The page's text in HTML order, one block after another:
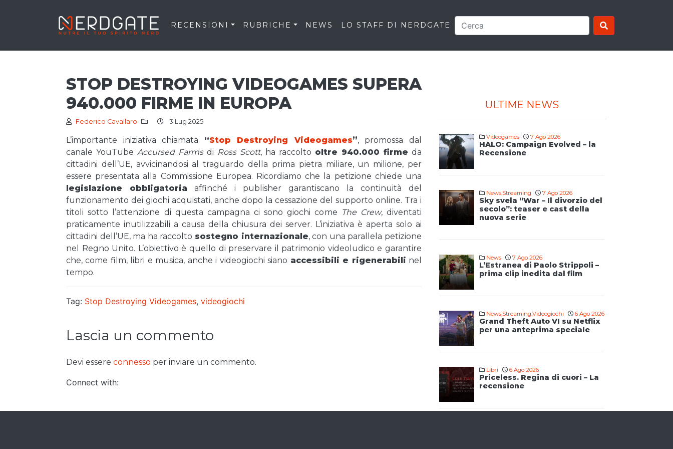
RECENSIONI RUBRICHE NEWS LO STAFF DI NERDGATE
STOP DESTROYING VIDEOGAMES SUPERA
940.000 FIRME IN EUROPA
Federico Cavallaro 3 Lug 2025
L’importante iniziativa chiamata “Stop Destroying Videogames”, promossa dal
canale YouTube Accursed Farmsdi Ross Scott, ha raccolto oltre 940.000 firme da
cittadini dell’UE, avvicinandosi al traguardo della prima pietra miliare, un milione, per
essere presentata alla Commissione Europea. Ricordiamo che la petizione chiede una
legislazione obbligatoria affinché i publisher garantiscano la continuità del
funzionamento dei giochi acquistati, anche dopo la cessazione del supporto online. Tra i
titoli sotto l’attenzione di questa campagna ci sono giochi come The Crew, diventati
praticamente inutilizzabili a causa della chiusura dei server. L’iniziativa è aperta solo ai
cittadini dell’UE, ma ha raccolto sostegno internazionale, con una parallela petizione
nel Regno Unito. L’obiettivo è quello di preservare il patrimonio videoludico e garantire
che, come film, libri e musica, anche i videogiochi siano accessibili e rigenerabili nel
tempo.
Tag: Stop Destroying Videogames, videogiochi
Lascia un commento
Devi essere connesso per inviare un commento.
Connect with:
ULTIME NEWS
Videogames 7 Ago 2026
HALO: Campaign Evolved – la
Recensione
News,Streaming 7 Ago 2026
Sky svela “War – Il divorzio del
secolo”: teaser e cast della
nuova serie
News 7 Ago 2026
L’Estranea di Paolo Strippoli –
prima clip inedita dal film
News,Streaming,Videogiochi 6 Ago 2026
Grand Theft Auto VI su Netflix
per una anteprima speciale
Libri 6 Ago 2026
Priceless. Regina di cuori – La
recensione